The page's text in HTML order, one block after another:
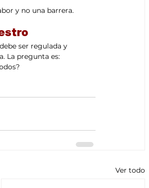
y no una barrera.
ser regulada y
La pregunta es:
Ver todo